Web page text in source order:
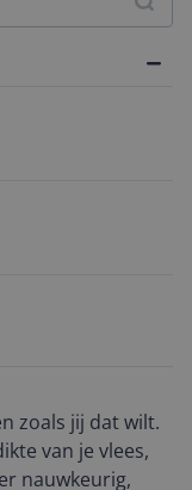
zoals jij dat wilt.
van je vlees,
nauwkeurig,